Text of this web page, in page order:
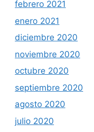
febrero 2021
enero 2021
diciembre 2020
noviembre 2020
octubre 2020
septiembre 2020
agosto 2020
julio 2020